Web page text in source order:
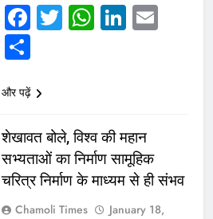
Facebook
Twitter
Share
और पढ़ें
शेखावत बोले, विश्व की महान
सभ्यताओं का निर्माण सामूहिक
चरित्र निर्माण के माध्यम से ही संभव
Chamoli Times
January 18,